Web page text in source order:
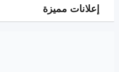
إعلانات مميزة